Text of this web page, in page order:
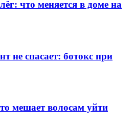
что меняется в доме на
не спасает: ботокс при
мешает волосам уйти